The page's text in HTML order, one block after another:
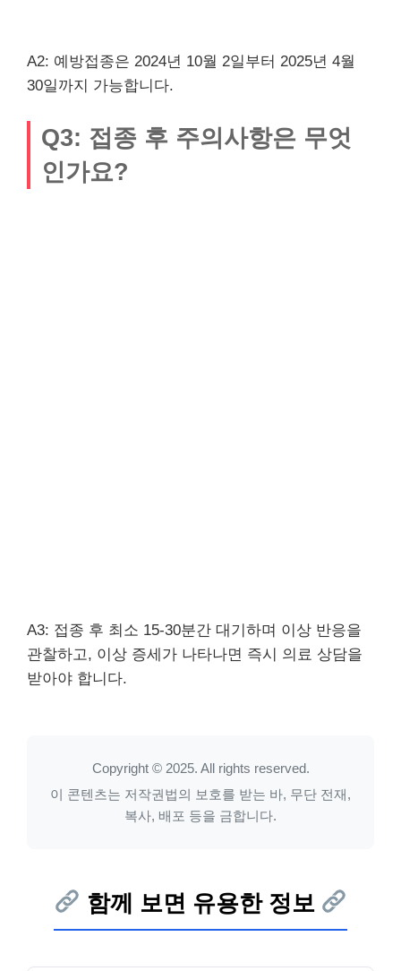
A2: 예방접종은 2024년 10월 2일부터 2025년 4월
30일까지 가능합니다.
Q3: 접종 후 주의사항은 무엇
인가요?
A3: 접종 후 최소 15-30분간 대기하며 이상 반응을
관찰하고, 이상 증세가 나타나면 즉시 의료 상담을
받아야 합니다.
Copyright © 2025. All rights reserved.
이 콘텐츠는 저작권법의 보호를 받는 바, 무단 전재,
복사, 배포 등을 금합니다.
함께 보면 유용한 정보